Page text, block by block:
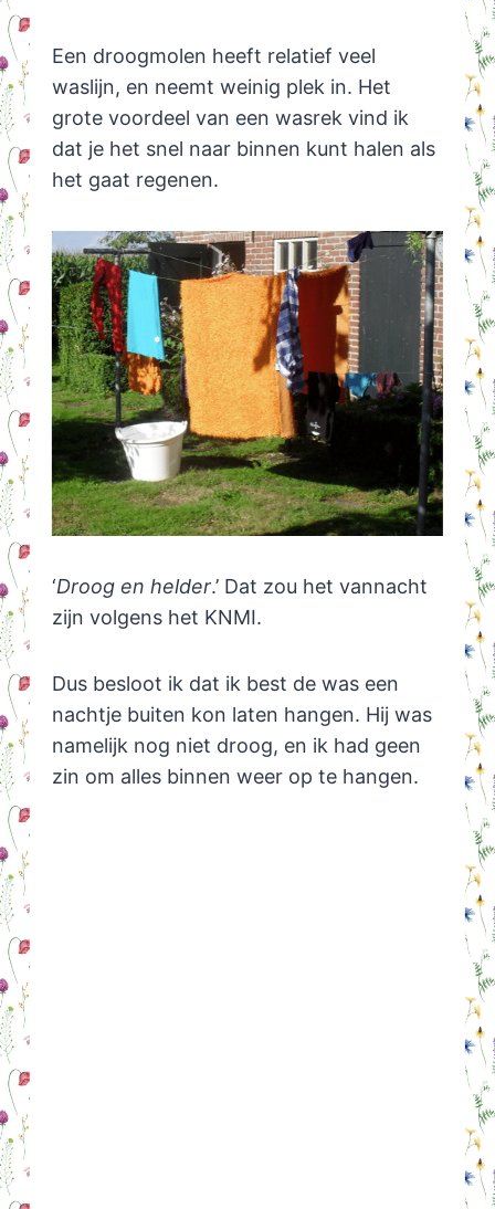
Een droogmolen heeft relatief veel
waslijn, en neemt weinig plek in. Het
grote voordeel van een wasrek vind ik
dat je het snel naar binnen kunt halen als
het gaat regenen.
‘Droog en helder.’ Dat zou het vannacht
zijn volgens het KNMI.
Dus besloot ik dat ik best de was een
nachtje buiten kon laten hangen. Hij was
namelijk nog niet droog, en ik had geen
zin om alles binnen weer op te hangen.